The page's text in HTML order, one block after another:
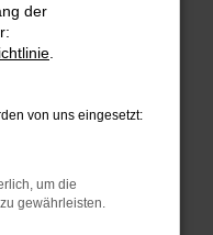
Fuhrpark mit
bis zum
hochwertig
Farben,
online.
der
von uns eingesetzt:
um die
gewährleisten.